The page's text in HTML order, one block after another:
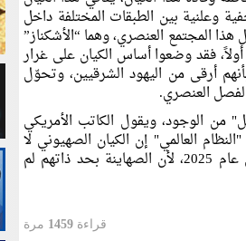
وعلنية بين الطبقات المختلفة داخل
المجتمع العنصري، وهما “الأشكناز”
فقد وضعوا أساس الكيان على غرار
أرقى من اليهود الشرقيين، وتحوّل
العنصري.
من الوجود، ويقول الكاتب الأمريكي
العالمي" إن الكيان الصهيوني لا
يمكن له أن يستمر في الوجود، وقد يتم القضاء عليه بحلول عام 2025، لأن الصهاينة بحد ذاتهم لم
قراءة 1459 مرة